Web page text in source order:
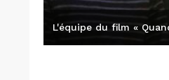
L'équipe du film «